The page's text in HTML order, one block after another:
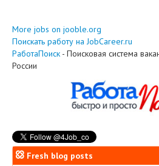
More jobs on jooble.org
Поискать работу на JobCareer.ru
РаботаПоиск - Поисковая система
России
Fresh blog posts